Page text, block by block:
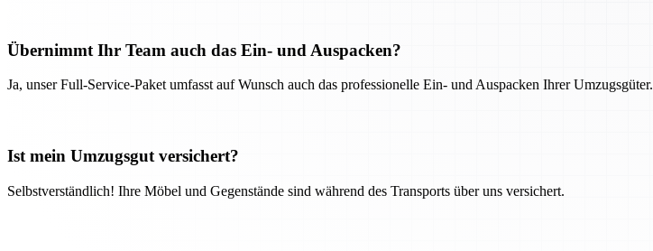
Übernimmt Ihr Team auch das Ein- und Auspacken?
Ja, unser Full-Service-Paket umfasst auf Wunsch auch das professionelle Ein- und Auspacken Ihrer Umzugsgüter.
Ist mein Umzugsgut versichert?
Selbstverständlich! Ihre Möbel und Gegenstände sind während des Transports über uns versichert.